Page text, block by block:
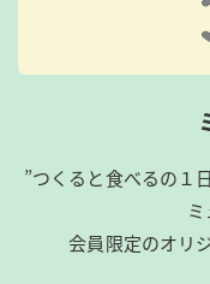
”つくると食べるの１
会員限定のオリ